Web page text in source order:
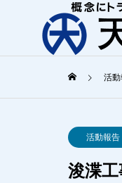
活
活動報告
浚渫